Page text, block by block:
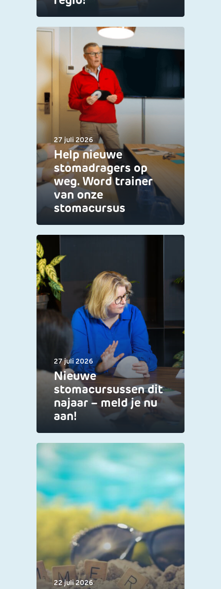
27 juli 2026
Help nieuwe
stomadragers op
weg. Word trainer
van onze
stomacursus
27 juli 2026
Nieuwe
stomacursussen dit
najaar – meld je nu
aan!
22 juli 2026